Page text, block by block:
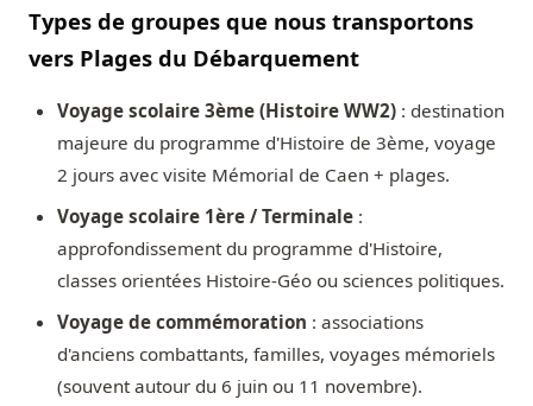
Types de groupes que nous transportons
vers Plages du Débarquement
Voyage scolaire 3ème (Histoire WW2) : destination
majeure du programme d'Histoire de 3ème, voyage
2 jours avec visite Mémorial de Caen + plages.
Voyage scolaire 1ère / Terminale :
approfondissement du programme d'Histoire,
classes orientées Histoire-Géo ou sciences politiques.
Voyage de commémoration : associations
d'anciens combattants, familles, voyages mémoriels
(souvent autour du 6 juin ou 11 novembre).